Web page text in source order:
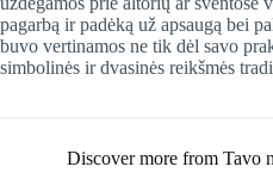
pagarbą ir padėką už apsaugą bei
buvo vertinamos ne tik dėl savo
simbolinės ir dvasinės reikšmės
Discover more from Tavo